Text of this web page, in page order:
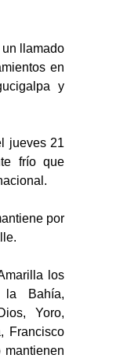
llamado
en
y
jueves 21
frío que
por
los
la Bahía,
Yoro,
Francisco